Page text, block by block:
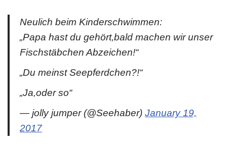
Neulich beim Kinderschwimmen:
„Papa hast du gehört,bald machen wir unser
Fischstäbchen Abzeichen!“
„Du meinst Seepferdchen?!“
„Ja,oder so“
— jolly jumper (@Seehaber) January 19,
2017